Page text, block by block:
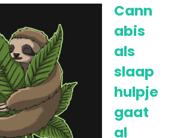
Cann
abis
als
slaap
hulpje
gaat
al